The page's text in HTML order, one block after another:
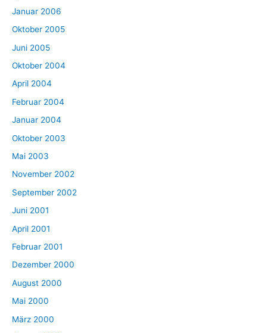
Januar 2006
Oktober 2005
Juni 2005
Oktober 2004
April 2004
Februar 2004
Januar 2004
Oktober 2003
Mai 2003
November 2002
September 2002
Juni 2001
April 2001
Februar 2001
Dezember 2000
August 2000
Mai 2000
März 2000